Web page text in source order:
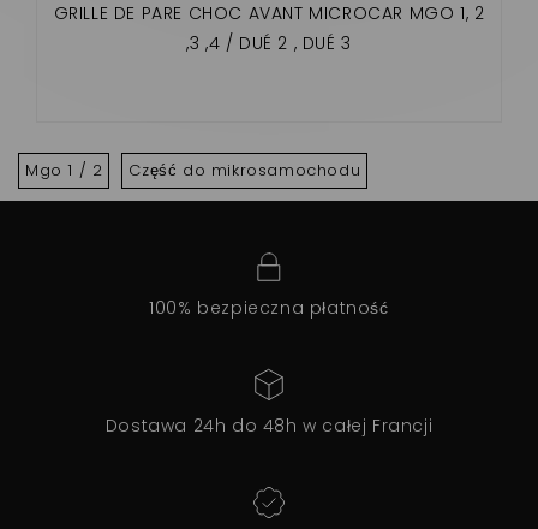
GRILLE DE PARE CHOC AVANT MICROCAR MGO 1, 2
,3 ,4 / DUÉ 2 , DUÉ 3
Mgo 1 / 2 Część do mikrosamochodu
100% bezpieczna płatność
Dostawa 24h do 48h w całej Francji